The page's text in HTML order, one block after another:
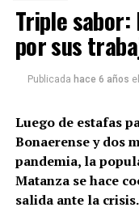
Triple sabor:
por sus
Publicada hace 6 años el
Luego de estafas
Bonaerense y dos
pandemia, la
Matanza se hace
salida ante la